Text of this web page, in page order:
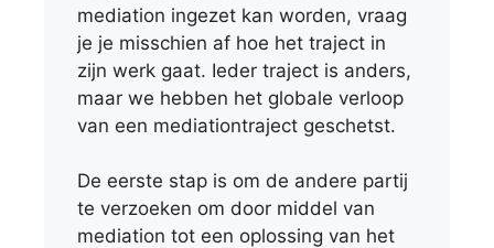
mediation ingezet kan worden, vraag
je je misschien af hoe het traject in
zijn werk gaat. Ieder traject is anders,
maar we hebben het globale verloop
van een mediationtraject geschetst.
De eerste stap is om de andere partij
te verzoeken om door middel van
mediation tot een oplossing van het